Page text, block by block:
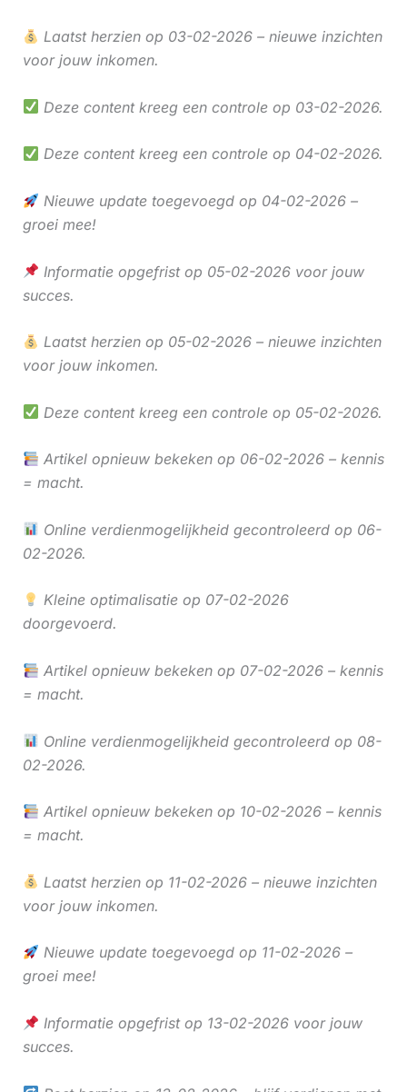
Laatst herzien op 03-02-2026 – nieuwe inzichten
voor jouw inkomen.
Deze content kreeg een controle op 03-02-2026.
Deze content kreeg een controle op 04-02-2026.
Nieuwe update toegevoegd op 04-02-2026 –
groei mee!
Informatie opgefrist op 05-02-2026 voor jouw
succes.
Laatst herzien op 05-02-2026 – nieuwe inzichten
voor jouw inkomen.
Deze content kreeg een controle op 05-02-2026.
Artikel opnieuw bekeken op 06-02-2026 – kennis
= macht.
Online verdienmogelijkheid gecontroleerd op 06-
02-2026.
Kleine optimalisatie op 07-02-2026
doorgevoerd.
Artikel opnieuw bekeken op 07-02-2026 – kennis
= macht.
Online verdienmogelijkheid gecontroleerd op 08-
02-2026.
Artikel opnieuw bekeken op 10-02-2026 – kennis
= macht.
Laatst herzien op 11-02-2026 – nieuwe inzichten
voor jouw inkomen.
Nieuwe update toegevoegd op 11-02-2026 –
groei mee!
Informatie opgefrist op 13-02-2026 voor jouw
succes.